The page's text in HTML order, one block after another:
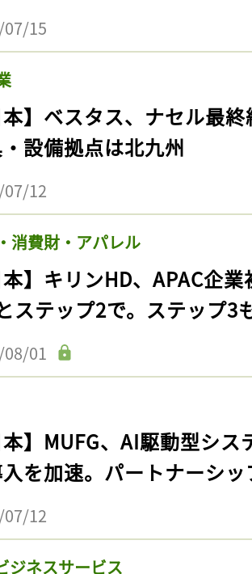
15
本】ベスタス、ナセル最
設備拠点は北九州
12
消費財・アパレル
本】キリンHD、APAC企
ステップ2で。ステップ3
01
本】MUFG、AI駆動型シ
入を加速。パートナーシ
12
ジネスサービス
記事をお気に入りに
ログイン
会員登録